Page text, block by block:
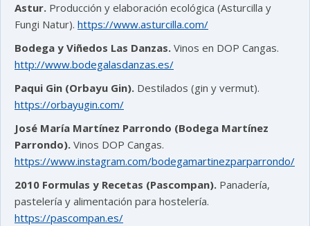
Astur. Producción y elaboración ecológica (Asturcilla y
Fungi Natur). https://www.asturcilla.com/
Bodega y Viñedos Las Danzas. Vinos en DOP Cangas.
http://www.bodegalasdanzas.es/
Paqui Gin (Orbayu Gin). Destilados (gin y vermut).
https://orbayugin.com/
José María Martínez Parrondo (Bodega Martínez
Parrondo). Vinos DOP Cangas.
https://www.instagram.com/bodegamartinezparparrondo/
2010 Formulas y Recetas (Pascompan). Panadería,
pastelería y alimentación para hostelería.
https://pascompan.es/